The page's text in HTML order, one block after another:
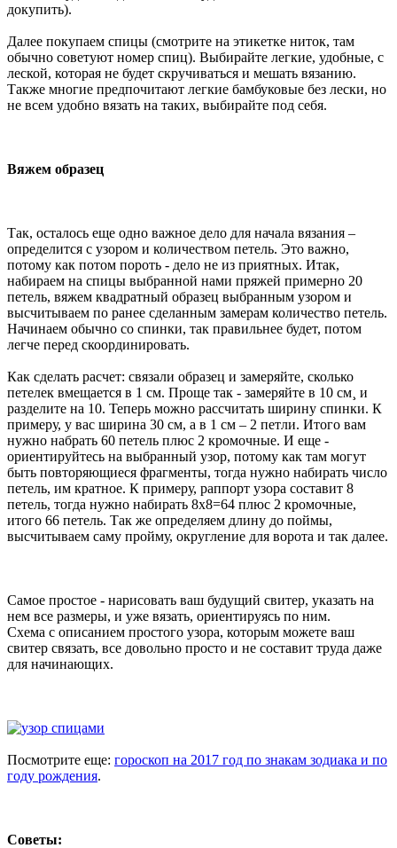
докупить).
Далее покупаем спицы (смотрите на этикетке ниток, там
обычно советуют номер спиц). Выбирайте легкие, удобные, с
леской, которая не будет скручиваться и мешать вязанию.
Также многие предпочитают легкие бамбуковые без лески, но
не всем удобно вязать на таких, выбирайте под себя.
Вяжем образец
Так, осталось еще одно важное дело для начала вязания –
определится с узором и количеством петель. Это важно,
потому как потом пороть - дело не из приятных. Итак,
набираем на спицы выбранной нами пряжей примерно 20
петель, вяжем квадратный образец выбранным узором и
высчитываем по ранее сделанным замерам количество петель.
Начинаем обычно со спинки, так правильнее будет, потом
легче перед скоординировать.
Как сделать расчет: связали образец и замеряйте, сколько
петелек вмещается в 1 см. Проще так - замеряйте в 10 см¸ и
разделите на 10. Теперь можно рассчитать ширину спинки. К
примеру, у вас ширина 30 см, а в 1 см – 2 петли. Итого вам
нужно набрать 60 петель плюс 2 кромочные. И еще -
ориентируйтесь на выбранный узор, потому как там могут
быть повторяющиеся фрагменты, тогда нужно набирать число
петель, им кратное. К примеру, раппорт узора составит 8
петель, тогда нужно набирать 8х8=64 плюс 2 кромочные,
итого 66 петель. Так же определяем длину до поймы,
высчитываем саму пройму, округление для ворота и так далее.
Самое простое - нарисовать ваш будущий свитер, указать на
нем все размеры, и уже вязать, ориентируясь по ним.
Схема с описанием простого узора, которым можете ваш
свитер связать, все довольно просто и не составит труда даже
для начинающих.
Посмотрите еще: гороскоп на 2017 год по знакам зодиака и по
году рождения.
Советы: